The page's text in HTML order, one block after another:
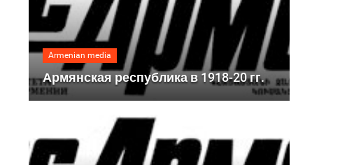
Armenian media
Армянская республика в 1918-20 гг.